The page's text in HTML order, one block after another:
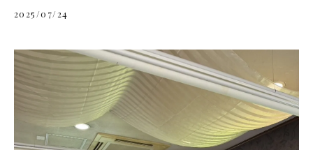
2025/07/24